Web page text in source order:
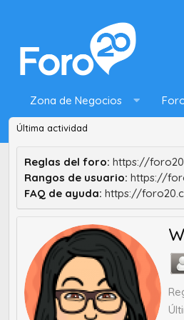
Zona de Negocios
Última actividad
Reglas del foro: https://
Rangos de usuario: https://
FAQ de ayuda: https://